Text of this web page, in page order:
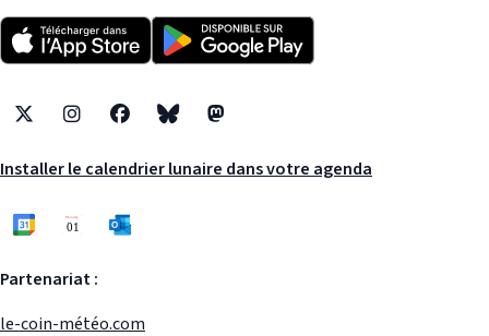
X InstagramFacebookBlueskyMastodon
Installer le calendrier lunaire dans votre agenda
Partenariat :
le-coin-météo.com